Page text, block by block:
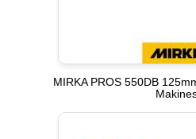
MIRKA PROS 550DB